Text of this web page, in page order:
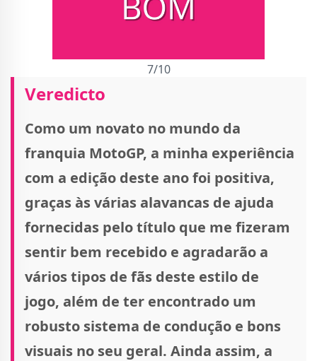
7/10
Veredicto
Como um novato no mundo da
franquia MotoGP, a minha experiência
com a edição deste ano foi positiva,
graças às várias alavancas de ajuda
fornecidas pelo título que me fizeram
sentir bem recebido e agradarão a
vários tipos de fãs deste estilo de
jogo, além de ter encontrado um
robusto sistema de condução e bons
visuais no seu geral. Ainda assim, a